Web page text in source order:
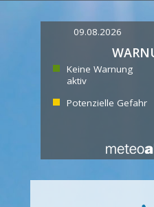
09.08.2026
Keine Warnung
aktiv
Potenzielle Gefahr